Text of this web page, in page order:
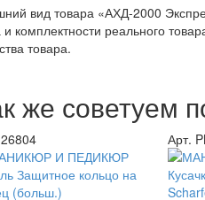
вид товара «АХД-2000
и комплектности реального
товара.
же советуем
Арт.